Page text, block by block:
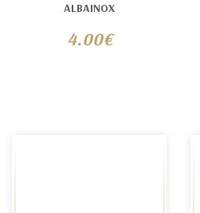
ALBAINOX
4.00€